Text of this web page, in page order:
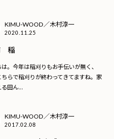
KIMU-WOOD／木村淳一
2020.11.25
稲
。今年は稲刈りもお手伝いが無く、
ちらで稲刈りが終わってきてますね。家
田ん...
KIMU-WOOD／木村淳一
2017.02.08